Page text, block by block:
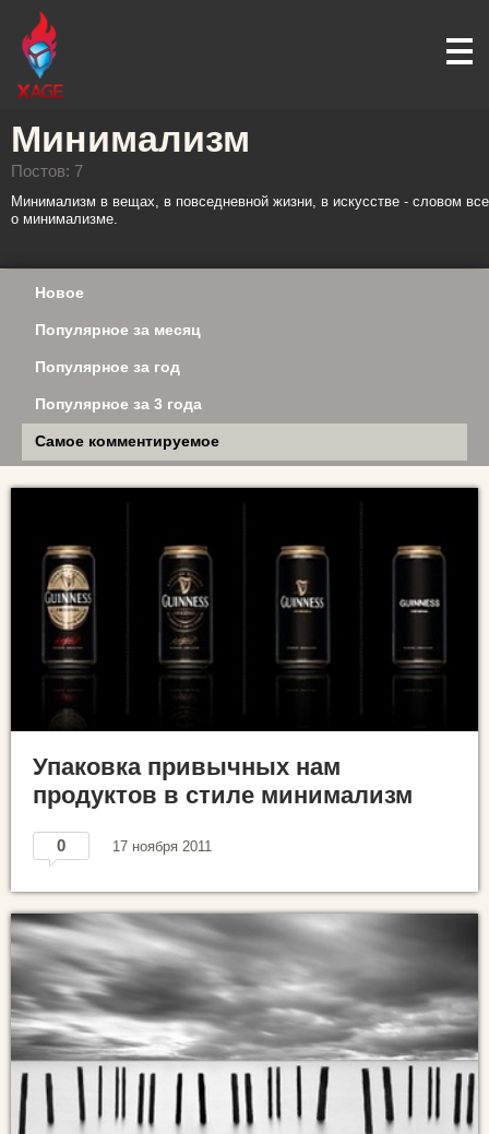
Минимализм
Постов: 7
Минимализм в вещах, в повседневной жизни, в искусстве - словом все
о минимализме.
Новое
Популярное за месяц
Популярное за год
Популярное за 3 года
Самое комментируемое
Упаковка привычных нам
продуктов в стиле минимализм
0 17 ноября 2011